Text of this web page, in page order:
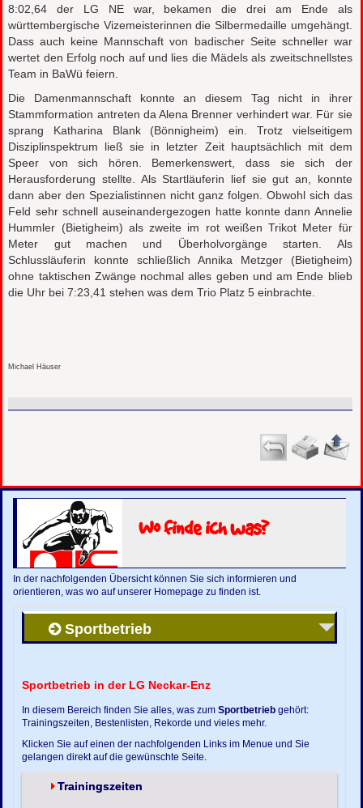
8:02,64 der LG NE war, bekamen die drei am Ende als
württembergische Vizemeisterinnen die Silbermedaille umgehängt.
Dass auch keine Mannschaft von badischer Seite schneller war
wertet den Erfolg noch auf und lies die Mädels als zweitschnellstes
Team in BaWü feiern.
Die Damenmannschaft konnte an diesem Tag nicht in ihrer
Stammformation antreten da Alena Brenner verhindert war. Für sie
sprang Katharina Blank (Bönnigheim) ein. Trotz vielseitigem
Disziplinspektrum ließ sie in letzter Zeit hauptsächlich mit dem
Speer von sich hören. Bemerkenswert, dass sie sich der
Herausforderung stellte. Als Startläuferin lief sie gut an, konnte
dann aber den Spezialistinnen nicht ganz folgen. Obwohl sich das
Feld sehr schnell auseinandergezogen hatte konnte dann Annelie
Hummler (Bietigheim) als zweite im rot weißen Trikot Meter für
Meter gut machen und Überholvorgänge starten. Als
Schlussläuferin konnte schließlich Annika Metzger (Bietigheim)
ohne taktischen Zwänge nochmal alles geben und am Ende blieb
die Uhr bei 7:23,41 stehen was dem Trio Platz 5 einbrachte.
Michael Häuser
Wo finde ich was?
In der nachfolgenden Übersicht können Sie sich informieren und
orientieren, was wo auf unserer Homepage zu finden ist.
Sportbetrieb
Sportbetrieb in der LG Neckar-Enz
In diesem Bereich finden Sie alles, was zumSportbetrieb gehört:
Trainingszeiten, Bestenlisten, Rekorde und vieles mehr.
Klicken Sie auf einen der nachfolgenden Links im Menue und Sie
gelangen direkt auf die gewünschte Seite.
Trainingszeiten